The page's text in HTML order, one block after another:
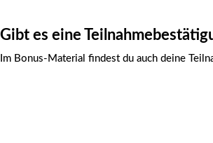
Gibt es eine
Im Bonus-Material findest du auch deine